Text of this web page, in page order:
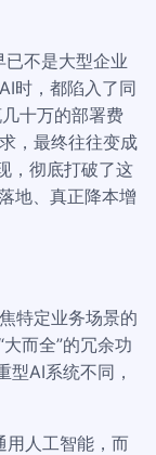
不是大型企业
时，都陷入了同
十万的部署费
，最终往往变成
，彻底打破了这
地、真正降本增
特定业务场景的
而全”的冗余功
型AI系统不同，
用人工智能，而